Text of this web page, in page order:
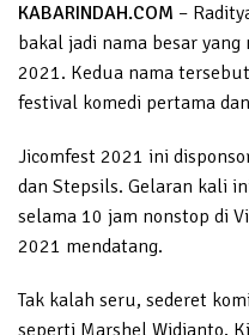
KABARINDAH.COM –
bakal jadi nama besar
2021. Kedua nama
festival komedi pertama
Jicomfest 2021 ini
dan Stepsils. Gelaran kali
selama 10 jam nonstop di
2021 mendatang.
Tak kalah seru, sederet
seperti Marshel Widianto,